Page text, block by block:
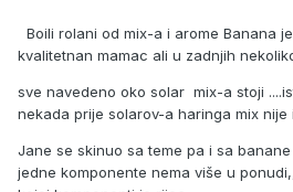
Boili rolani od mix-a i arome Banana
kvalitetnan mamac ali u zadnjih
sve navedeno oko solar mix-a stoji
nekada prije solarov-a haringa mix nije
Jane se skinuo sa teme pa i sa
jedne komponente nema više u